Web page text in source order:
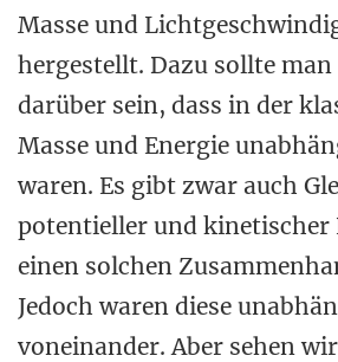
Masse und
hergestellt. Dazu sollte
darüber sein, dass in der
Masse und Energie
waren. Es gibt zwar auch
potentieller und kinetischer
einen solchen
Jedoch waren diese
voneinander. Aber sehen